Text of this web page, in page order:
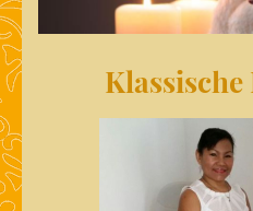
Klassische